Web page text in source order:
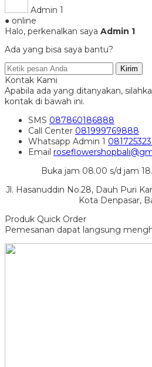
Admin 1
● online
Halo, perkenalkan saya Admin 1
Ada yang bisa saya bantu?
Kirim
Kontak Kami
Apabila ada yang ditanyakan,
kontak di bawah ini.
SMS 087860186888
Call Center 081999769888
Whatsapp Admin 1
Email
Buka jam 08.00 s/d jam
Jl. Hasanuddin No.28, Dauh Puri
Kota Denpasar,
Produk Quick Order
Pemesanan dapat langsung